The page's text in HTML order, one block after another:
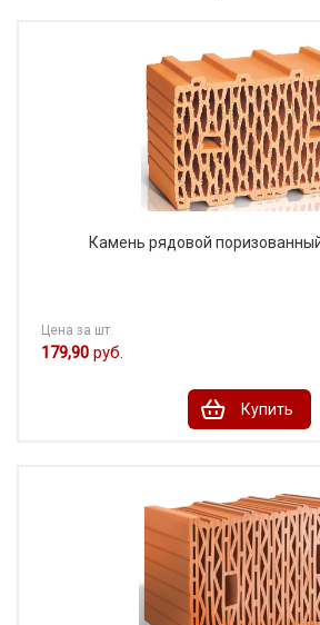
Камень рядовой
Цена за шт.
179,90 руб.
Купить